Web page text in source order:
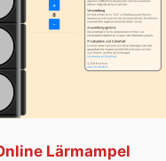
Lärmampel